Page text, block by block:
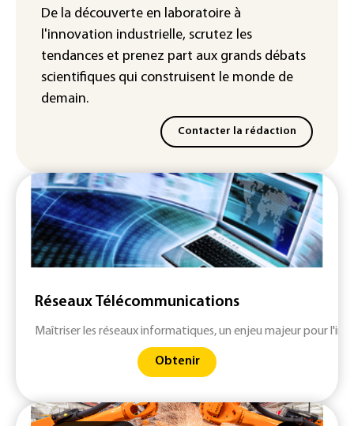
Enquête ouverte après la fuite des
données de 300.000 clients
d'Intermarché
De la découverte en laboratoire à
l'innovation industrielle, scrutez les
tendances et prenez part aux grands débats
scientifiques qui construisent le monde de
demain.
Contacter la rédaction
Réseaux Télécommunications
Maîtriser les réseaux informatiques, un enjeu majeur pour
Obtenir